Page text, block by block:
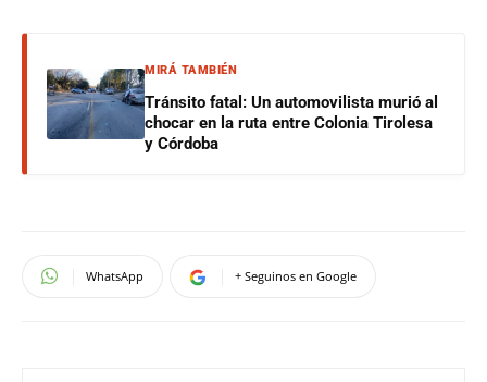
MIRÁ TAMBIÉN
Tránsito fatal: Un automovilista murió al
chocar en la ruta entre Colonia Tirolesa
y Córdoba
WhatsApp + Seguinos en Google